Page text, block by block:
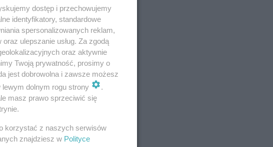
w ostatnich
których
wycinki.
dostęp i przechowujemy
identyfikatory, standardowe
spersonalizowanych reklam,
ulepszanie usług. Za zgodą
oraz aktywnie
Twoją prywatność, prosimy o
jest dobrowolna i zawsze możesz
dolnym rogu strony
.
masz prawo sprzeciwić się
korzystać z naszych serwisów
znajdziesz w Polityce